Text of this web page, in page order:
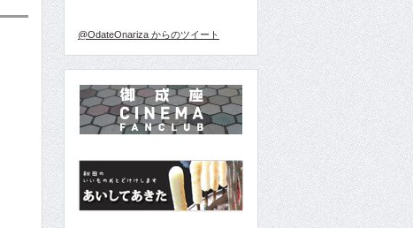
@OdateOnariza からのツイート